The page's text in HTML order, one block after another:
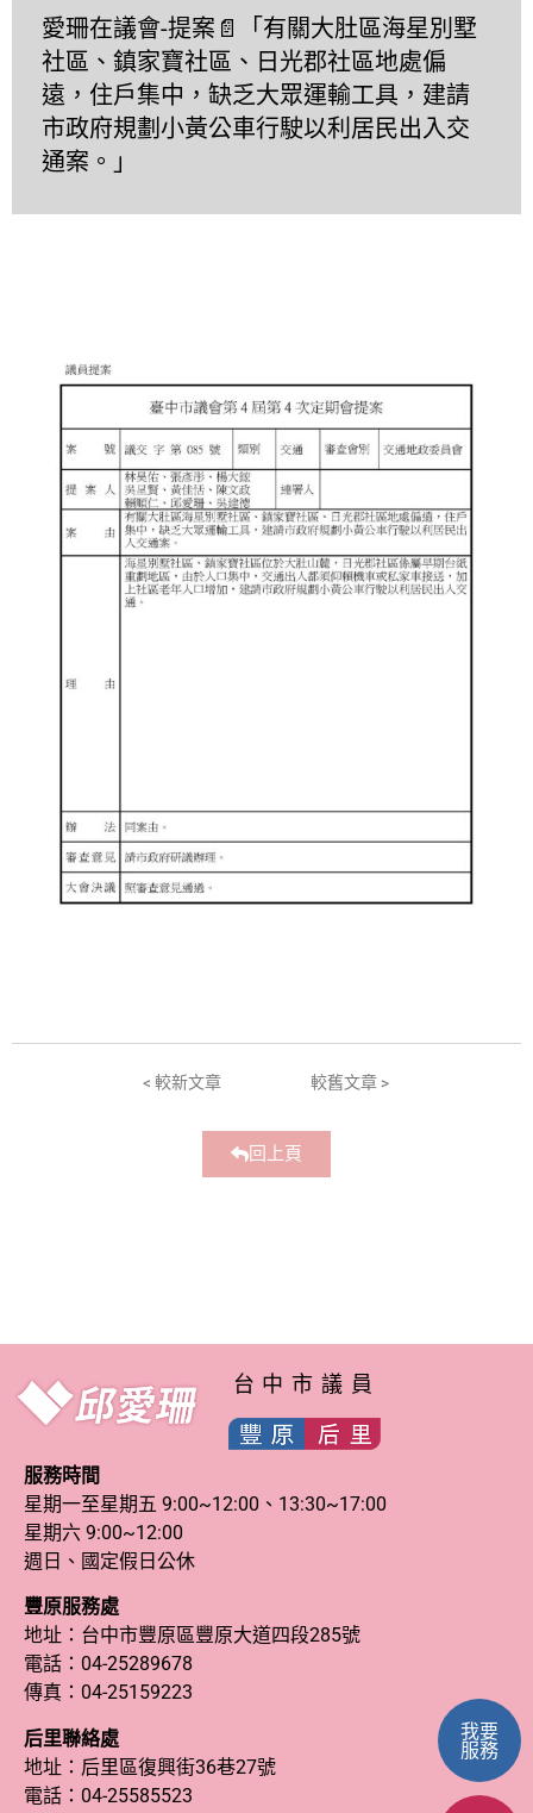
愛珊在議會-提案📄「有關大肚區海星別墅
社區、鎮家寶社區、日光郡社區地處偏
遠，住戶集中，缺乏大眾運輸工具，建請
市政府規劃小黃公車行駛以利居民出入交
通案。」
< 較新文章 較舊文章 >
回上頁
台中市議員
服務時間
星期一至星期五 9:00~12:00、13:30~17:00
星期六 9:00~12:00
週日、國定假日公休
豐原服務處
地址：台中市豐原區豐原大道四段285號
電話： 04-25289678
傳真：04-25159223
后里聯絡處
地址：后里區復興街36巷27號
電話： 04-25585523
我要
服務